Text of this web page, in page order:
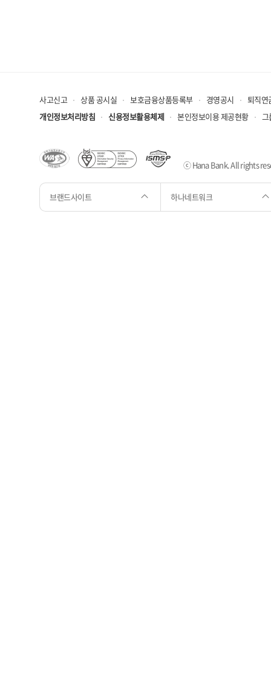
사고신고 상품 공시실 보호금융상품등록부 경영공시
퇴직연
개인정보처리방침
신용정보활용체제 본인정보이용 제공현황 그
ⓒ Hana Bank. All rights
브랜드사이트 하나네트워크